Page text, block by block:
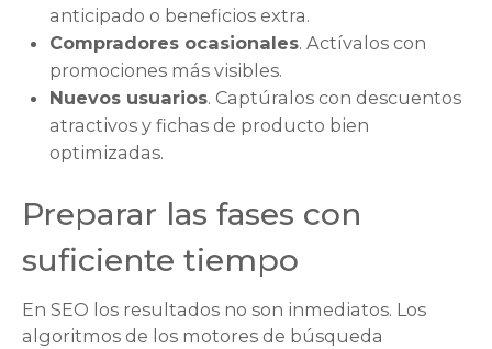
anticipado o beneficios extra.
Compradores ocasionales. Actívalos con
promociones más visibles.
Nuevos usuarios. Captúralos con descuentos
atractivos y fichas de producto bien
optimizadas.
Preparar las fases con
suficiente tiempo
En SEO los resultados no son inmediatos. Los
algoritmos de los motores de búsqueda